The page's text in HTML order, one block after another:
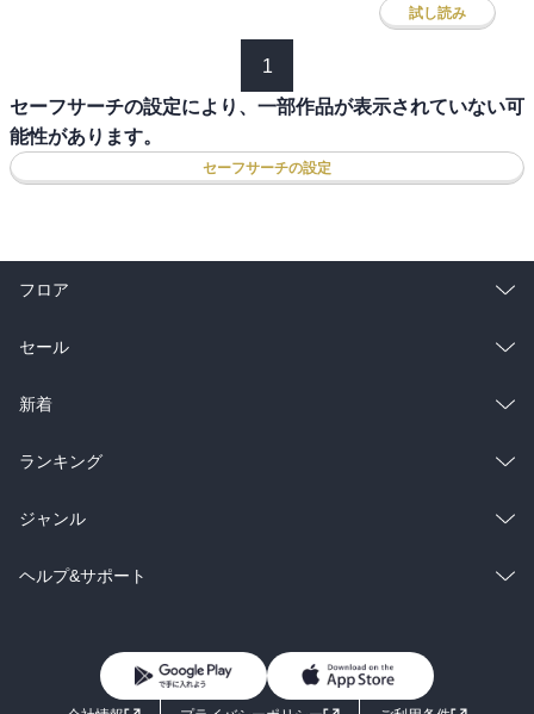
試し読み
1
セーフサーチの設定により、一部作品が表示されていない可
能性があります。
セーフサーチの設定
フロア
総合
ラノベ
雑誌・グラビア
BL・TL
セール
総合
ラノベ
雑誌・グラビア
BL・TL
新着
総合
ラノベ
雑誌・グラビア
ランキング
総合
ラノベ
ジャンル
コミック
ライトノベル 男子向けラノベ
ヘルプ&サポート
よくあるご質問
お問い合わせ